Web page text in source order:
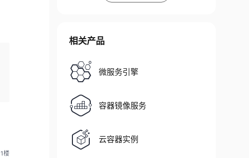
1楼
相关产品
微服务引擎
容器镜像服务
云容器实例